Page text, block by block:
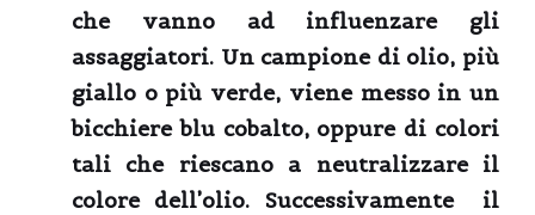
che vanno ad influenzare gli
assaggiatori. Un campione di olio, più
giallo o più verde, viene messo in un
bicchiere blu cobalto, oppure di colori
tali che riescano a neutralizzare il
colore dell’olio. Successivamente il